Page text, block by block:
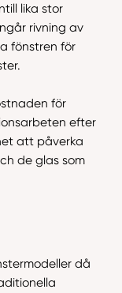
lika stor
rivning av
fönstren för
för
efter
att påverka
de glas som
då